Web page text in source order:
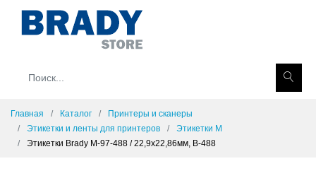
Главная Каталог
Принтеры и сканеры
Этикетки и ленты для принтеров
Этикетки M
Этикетки Brady M-97-488 / 22,9x22,86мм, B-488